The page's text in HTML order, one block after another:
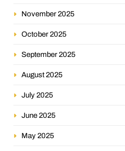
November 2025
October 2025
September 2025
August 2025
July 2025
June 2025
May 2025